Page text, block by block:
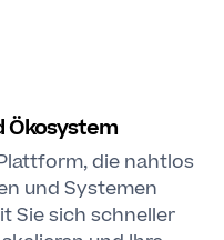
Ökosystem
die nahtlos
und Systemen
Sie sich schneller